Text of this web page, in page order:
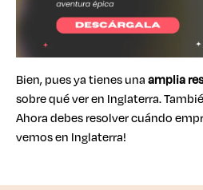
Bien, pues ya tienes unaamplia
sobre qué ver en Inglaterra.
Ahora debes resolver cuándo
vemos en Inglaterra!